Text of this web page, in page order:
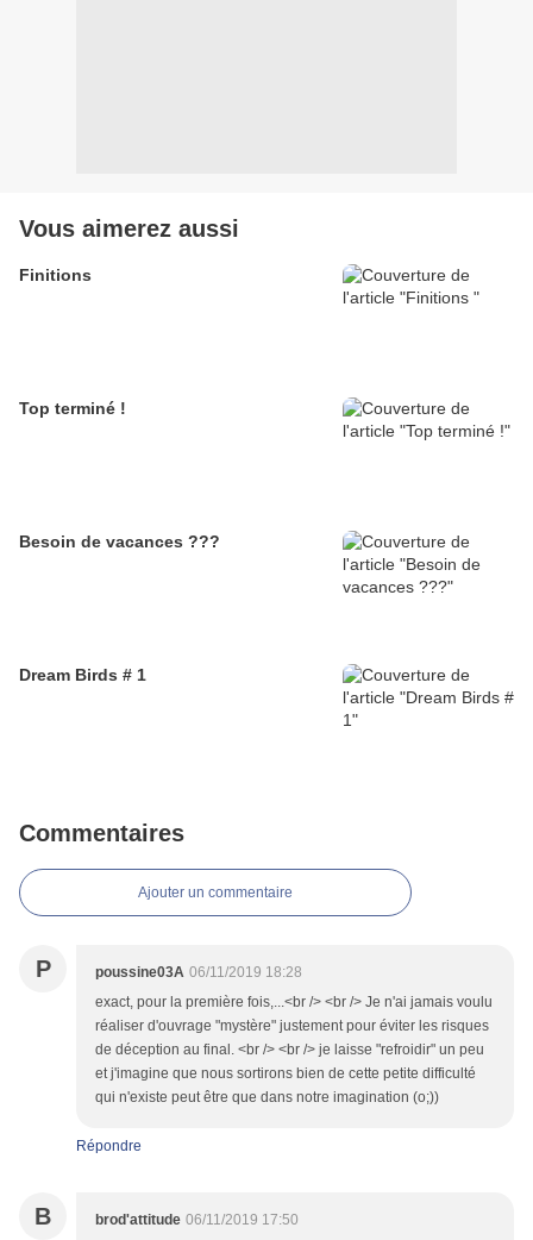
Vous aimerez aussi
Finitions
Top terminé !
Besoin de vacances ???
Dream Birds # 1
Commentaires
Ajouter un commentaire
P poussine03A 06/11/2019 18:28
exact, pour la première fois,...<br /> <br /> Je n'ai jamais voulu
réaliser d'ouvrage "mystère" justement pour éviter les risques
de déception au final. <br /> <br /> je laisse "refroidir" un peu
et j'imagine que nous sortirons bien de cette petite difficulté
qui n'existe peut être que dans notre imagination (o;))
Répondre
B brod'attitude 06/11/2019 17:50